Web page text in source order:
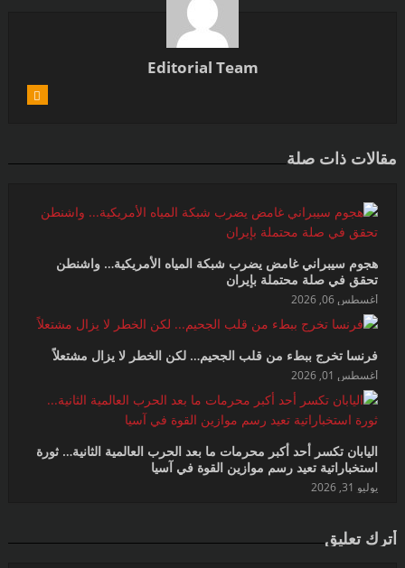
Editorial Team
مقالات ذات صلة
هجوم سيبراني غامض يضرب شبكة المياه الأمريكية… واشنطن
تحقق في صلة محتملة بإيران
أغسطس 06, 2026
فرنسا تخرج ببطء من قلب الجحيم… لكن الخطر لا يزال مشتعلاً
أغسطس 01, 2026
اليابان تكسر أحد أكبر محرمات ما بعد الحرب العالمية الثانية… ثورة
استخباراتية تعيد رسم موازين القوة في آسيا
يوليو 31, 2026
أترك تعليق